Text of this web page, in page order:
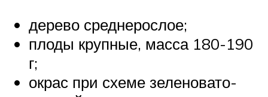
дерево среднерослое;
плоды крупные, масса 180-190
г;
окрас при схеме зеленовато-